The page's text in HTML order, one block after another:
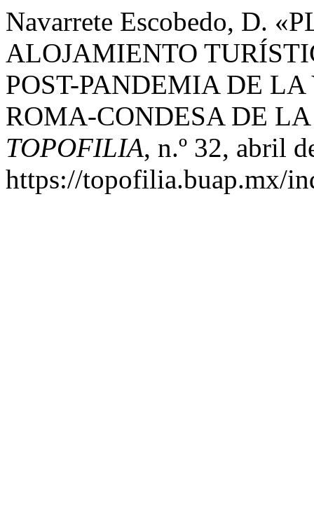
Navarrete Escobedo, D.
ALOJAMIENTO
POST-PANDEMIA DE
ROMA-CONDESA DE
TOPOFILIA, n.º 32, abril
https://topofilia.buap.mx/